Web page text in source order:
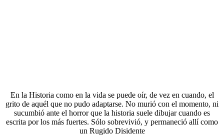
En la Historia como en la vida se puede oír, de vez en cuando, el
grito de aquél que no pudo adaptarse. No murió con el momento, ni
sucumbió ante el horror que la historia suele dibujar cuando es
escrita por los más fuertes. Sólo sobrevivió, y permaneció allí como
un Rugido Disidente